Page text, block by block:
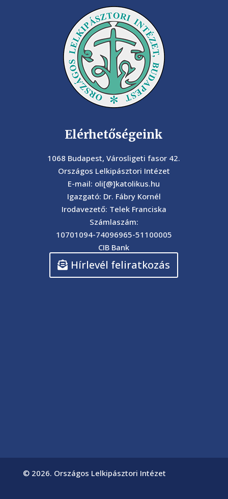
Elérhetőségeink
1068 Budapest, Városligeti fasor 42.
Országos Lelkipásztori Intézet
E-mail: oli[@]katolikus.hu
Igazgató: Dr. Fábry Kornél
Irodavezető: Telek Franciska
Számlaszám:
10701094-74096965-51100005
CIB Bank
Hírlevél feliratkozás
© 2026. Országos Lelkipásztori Intézet